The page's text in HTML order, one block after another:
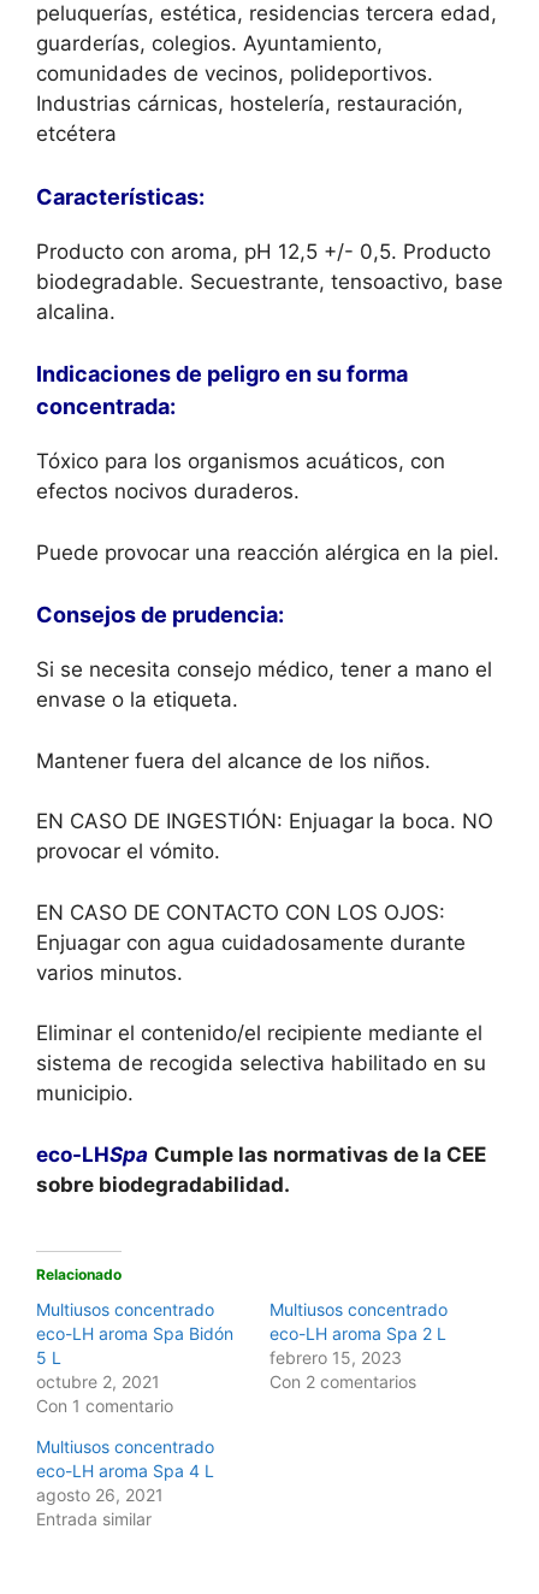
peluquerías, estética, residencias tercera edad,
guarderías, colegios. Ayuntamiento,
comunidades de vecinos, polideportivos.
Industrias cárnicas, hostelería, restauración,
etcétera
Características:
Producto con aroma, pH 12,5 +/- 0,5. Producto
biodegradable. Secuestrante, tensoactivo, base
alcalina.
Indicaciones de peligro en su forma
concentrada:
Tóxico para los organismos acuáticos, con
efectos nocivos duraderos.
Puede provocar una reacción alérgica en la piel.
Consejos de prudencia:
Si se necesita consejo médico, tener a mano el
envase o la etiqueta.
Mantener fuera del alcance de los niños.
EN CASO DE INGESTIÓN: Enjuagar la boca. NO
provocar el vómito.
EN CASO DE CONTACTO CON LOS OJOS:
Enjuagar con agua cuidadosamente durante
varios minutos.
Eliminar el contenido/el recipiente mediante el
sistema de recogida selectiva habilitado en su
municipio.
eco-LHSpa Cumple las normativas de la CEE
sobre biodegradabilidad.
Relacionado
Multiusos concentrado
eco-LH aroma Spa Bidón
5 L
octubre 2, 2021
Con 1 comentario
Multiusos concentrado
eco-LH aroma Spa 2 L
febrero 15, 2023
Con 2 comentarios
Multiusos concentrado
eco-LH aroma Spa 4 L
agosto 26, 2021
Entrada similar